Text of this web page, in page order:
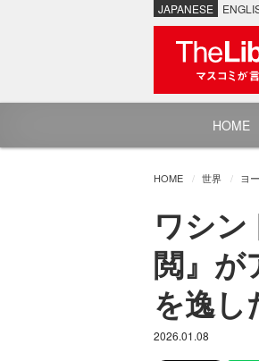
JAPANESE
HOME
HOME 世界 ヨ
ワシ
閲』が
を逸し
2026.01.08